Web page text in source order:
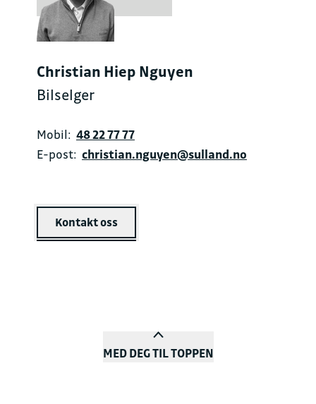
Christian Hiep Nguyen
Bilselger
Mobil: 48 22 77 77
E-post: christian.nguyen@sulland.no
Kontakt oss
MED DEG TIL TOPPEN